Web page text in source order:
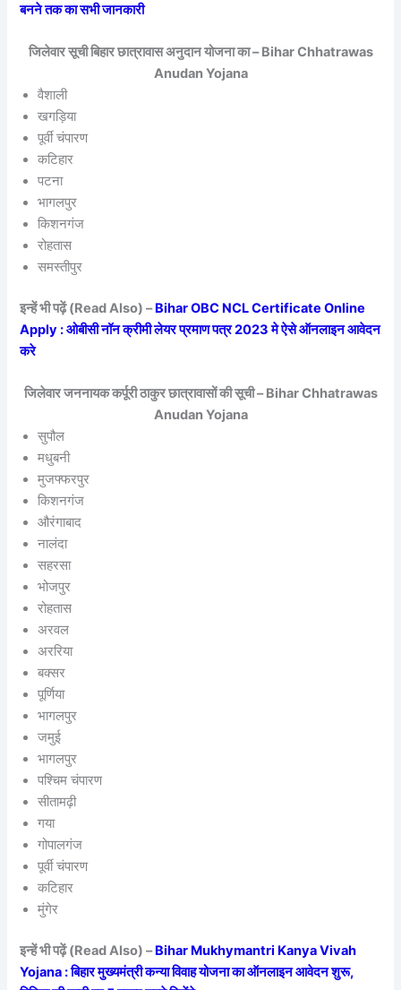
बनने तक का सभी जानकारी
जिलेवार सूची बिहार छात्रावास अनुदान योजना का – Bihar Chhatrawas
Anudan Yojana
वैशाली
खगड़िया
पूर्वी चंपारण
कटिहार
पटना
भागलपुर
किशनगंज
रोहतास
समस्तीपुर
इन्हें भी पढ़ें (Read Also) –Bihar OBC NCL Certificate Online
Apply : ओबीसी नॉन क्रीमी लेयर प्रमाण पत्र 2023 मे ऐसे ऑनलाइन आवेदन
करे
जिलेवार जननायक कर्पूरी ठाकुर छात्रावासों की सूची – Bihar Chhatrawas
Anudan Yojana
सुपौल
मधुबनी
मुजफ्फरपुर
किशनगंज
औरंगाबाद
नालंदा
सहरसा
भोजपुर
रोहतास
अरवल
अररिया
बक्सर
पूर्णिया
भागलपुर
जमुई
भागलपुर
पश्चिम चंपारण
सीतामढ़ी
गया
गोपालगंज
पूर्वी चंपारण
कटिहार
मुंगेर
इन्हें भी पढ़ें (Read Also) –Bihar Mukhymantri Kanya Vivah
Yojana : बिहार मुख्यमंत्री कन्या विवाह योजना का ऑनलाइन आवेदन शुरू,